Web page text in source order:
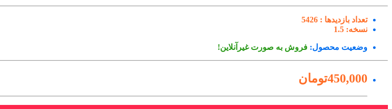
تعداد بازدیدها : 5426
نسخه: 1.5
وضعیت محصول: فروش به صورت غیرآنلاین!
450,000تومان